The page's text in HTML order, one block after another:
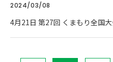
2024/03/08
4月21日 第27回 くまもり全国